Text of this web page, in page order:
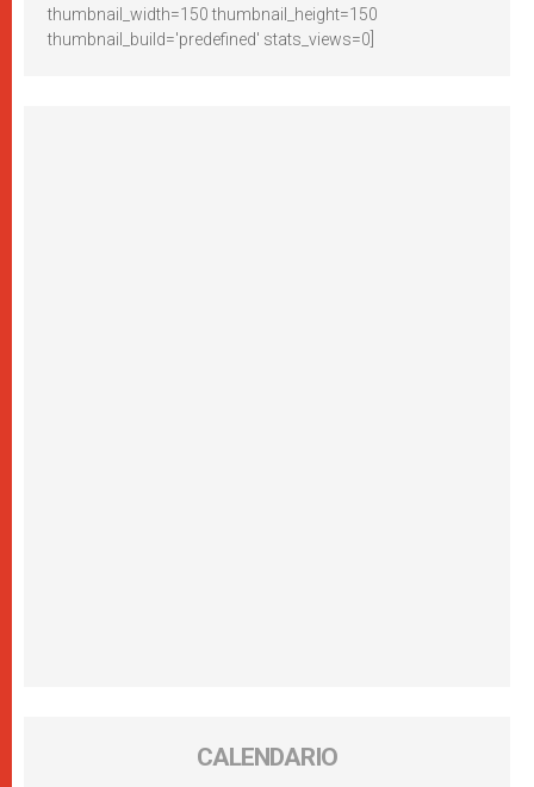
thumbnail_width=150 thumbnail_height=150
thumbnail_build='predefined' stats_views=0]
CALENDARIO